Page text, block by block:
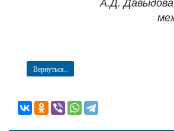
А.Д.
Вернуться...